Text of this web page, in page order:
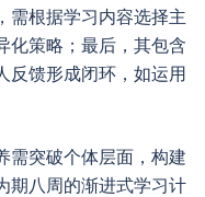
需根据学习内容选择主
化策略；最后，其包含
反馈形成闭环，如运用
需突破个体层面，构建
期八周的渐进式学习计